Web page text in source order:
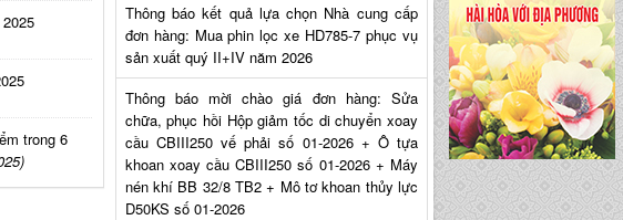
trong 6
Thông báo kết quả lựa chọn Nhà cung cấp
đơn hàng: Mua phin lọc xe HD785-7 phục vụ
sản xuất quý II+IV năm 2026
Thông báo mời chào giá đơn hàng: Sửa
chữa, phục hồi Hộp giảm tốc di chuyển xoay
cầu CBIII250 vế phải số 01-2026 + Ô tựa
khoan xoay cầu CBIII250 số 01-2026 + Máy
nén khí BB 32/8 TB2 + Mô tơ khoan thủy lực
D50KS số 01-2026